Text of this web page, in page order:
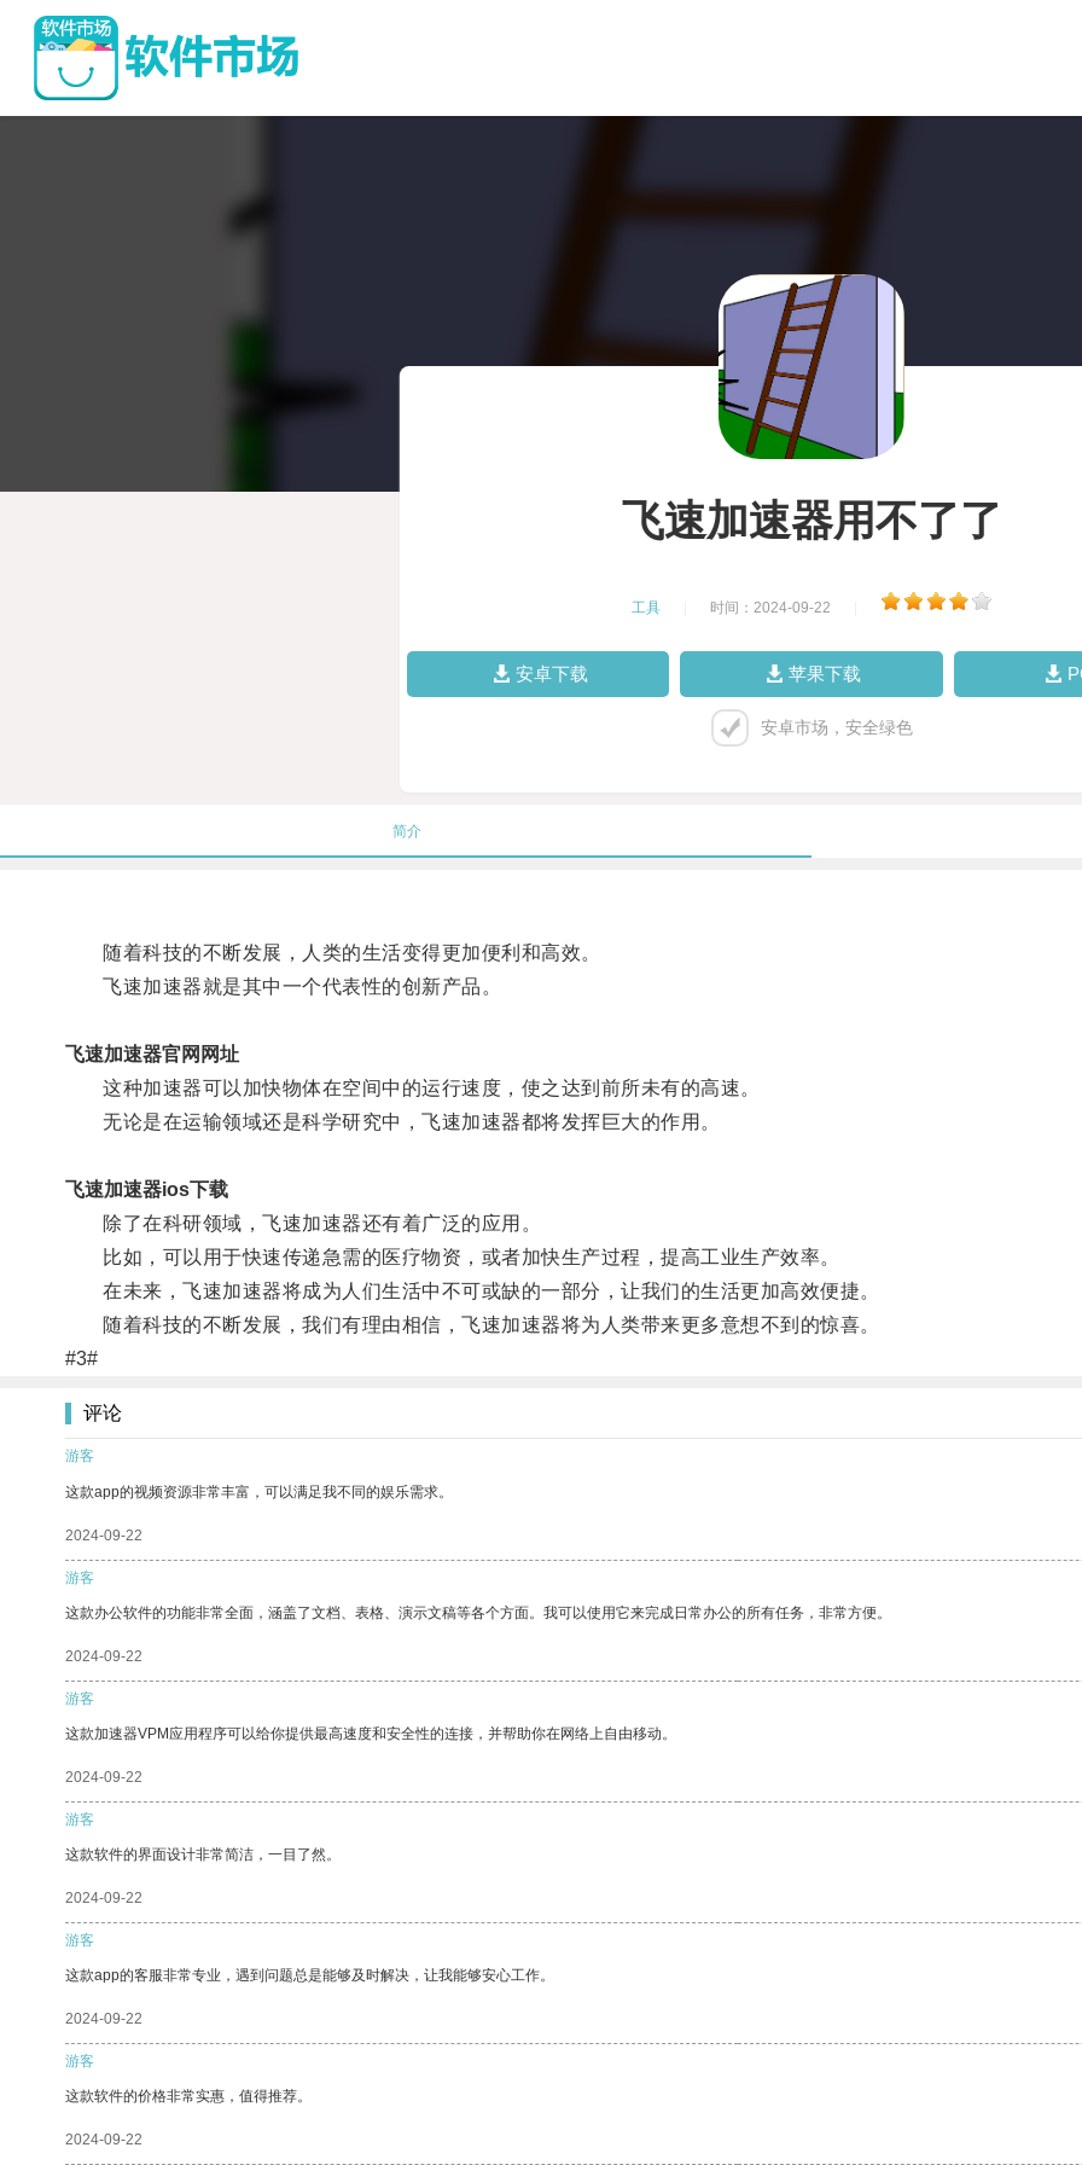
飞速加速器用不了了
工具 时间：2024-09-22
安卓下载 苹果下载
安卓市场，安全绿色
简介
随着科技的不断发展，人类的生活变得更加便利和高效。
飞速加速器就是其中一个代表性的创新产品。
飞速加速器官网网址
这种加速器可以加快物体在空间中的运行速度，使之达到前所未有的高速。
无论是在运输领域还是科学研究中，飞速加速器都将发挥巨大的作用。
飞速加速器ios下载
除了在科研领域，飞速加速器还有着广泛的应用。
比如，可以用于快速传递急需的医疗物资，或者加快生产过程，提高工业生产效率。
在未来，飞速加速器将成为人们生活中不可或缺的一部分，让我们的生活更加高效便捷。
随着科技的不断发展，我们有理由相信，飞速加速器将为人类带来更多意想不到的惊喜。
#3#
评论
游客
这款app的视频资源非常丰富，可以满足我不同的娱乐需求。
2024-09-22
游客
这款办公软件的功能非常全面，涵盖了文档、表格、演示文稿等各个方面。我可以使用它来完成日常办公的所有任务，非常方便。
2024-09-22
游客
这款加速器VPM应用程序可以给你提供最高速度和安全性的连接，并帮助你在网络上自由移动。
2024-09-22
游客
这款软件的界面设计非常简洁，一目了然。
2024-09-22
游客
这款app的客服非常专业，遇到问题总是能够及时解决，让我能够安心工作。
2024-09-22
游客
这款软件的价格非常实惠，值得推荐。
2024-09-22